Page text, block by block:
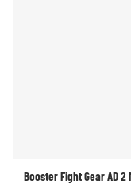
Booster Fight Gear AD